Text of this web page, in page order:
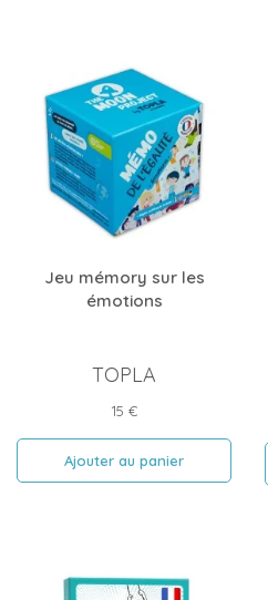
Jeu mémory sur les
émotions
TOPLA
Prix
15 €
Ajouter au panier